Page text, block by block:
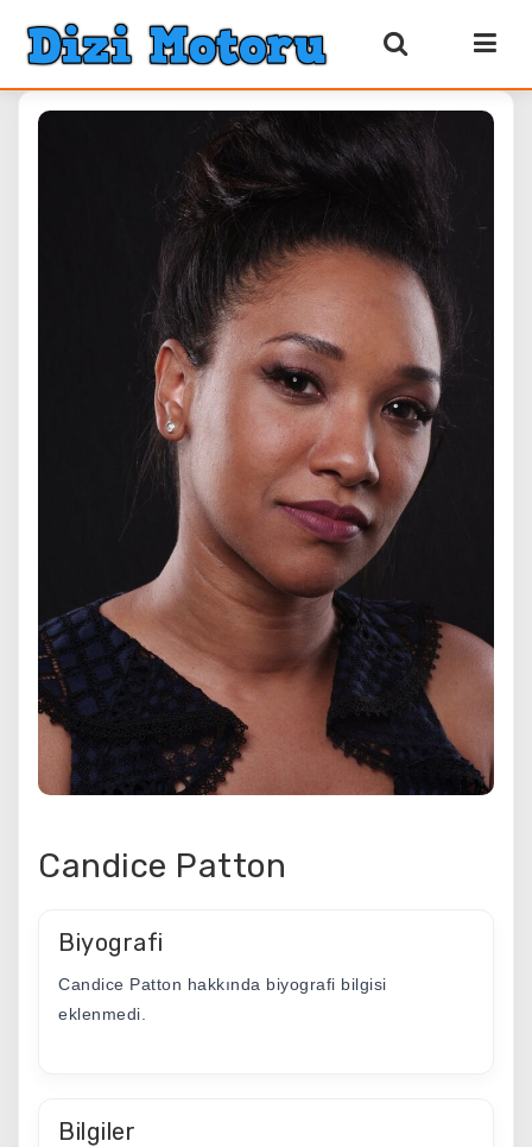
Candice Patton
Biyografi
Candice Patton hakkında biyografi bilgisi
eklenmedi.
Bilgiler